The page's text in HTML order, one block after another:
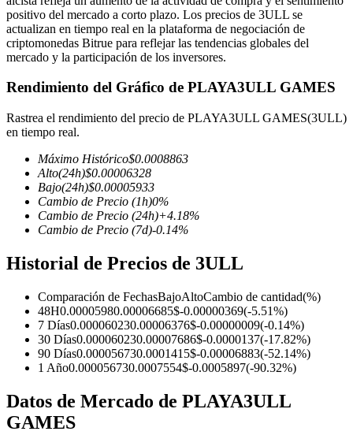
Futuros COIN-M
Futuros de criptomonedas
TradFi
Derivados de acciones, divisas, metales preciosos y materias
primas
Futuros del USDC
Futuros que utilizan USDC como garantía
positivo del mercado a corto plazo. Los precios de 3ULL se
actualizan en tiempo real en la plataforma de negociación de
criptomonedas Bitrue para reflejar las tendencias globales del
mercado y la participación de los inversores.
Rendimiento del Gráfico de PLAYA3ULL GAMES
Rastrea el rendimiento del precio de PLAYA3ULL GAMES(3ULL)
en tiempo real.
Máximo Histórico$0.0008863
Alto(24h)$0.00006328
Bajo(24h)$0.00005933
Cambio de Precio (1h)0%
Cambio de Precio (24h)+4.18%
Cambio de Precio (7d)-0.14%
Historial de Precios de 3ULL
Comparación de FechasBajoAltoCambio de cantidad(%)
48H0.00005980.00006685$-0.00000369(-5.51%)
7 Días0.000060230.00006376$-0.00000009(-0.14%)
30 Días0.000060230.00007686$-0.0000137(-17.82%)
90 Días0.000056730.0001415$-0.00006883(-52.14%)
1 Año0.000056730.0007554$-0.0005897(-90.32%)
Datos de Mercado de PLAYA3ULL
GAMES